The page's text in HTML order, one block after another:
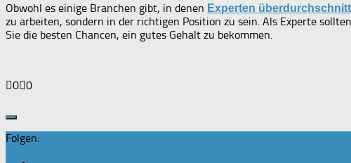
Obwohl es einige Branchen gibt, in denen Experten
zu arbeiten, sondern in der richtigen Position zu sein. Als Experte
Sie die besten Chancen, ein gutes Gehalt zu bekommen.
Anklicken
nach
unten.
0 Anklicken
oben.
0
Folgen: